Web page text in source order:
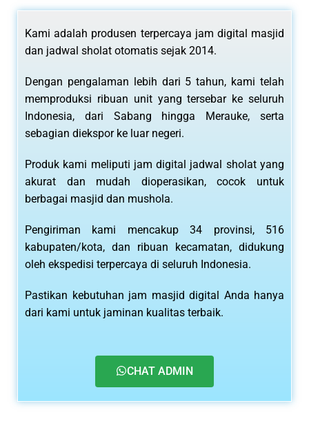
Kami adalah produsen terpercaya jam digital masjid
dan jadwal sholat otomatis sejak 2014.
Dengan pengalaman lebih dari 5 tahun, kami telah
memproduksi ribuan unit yang tersebar ke seluruh
Indonesia, dari Sabang hingga Merauke, serta
sebagian diekspor ke luar negeri.
Produk kami meliputi jam digital jadwal sholat yang
akurat dan mudah dioperasikan, cocok untuk
berbagai masjid dan mushola.
Pengiriman kami mencakup 34 provinsi, 516
kabupaten/kota, dan ribuan kecamatan, didukung
oleh ekspedisi terpercaya di seluruh Indonesia.
Pastikan kebutuhan jam masjid digital Anda hanya
dari kami untuk jaminan kualitas terbaik.
CHAT ADMIN